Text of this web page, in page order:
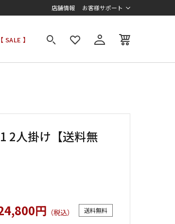
店舗情報 お客様サポート
【 SALE 】
2人掛け【送料無
円 （税込） 送料無料